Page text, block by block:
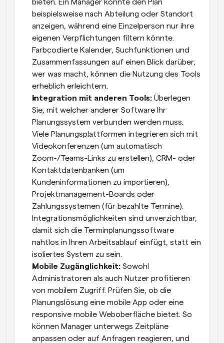
bieten. Ein Manager könnte den Plan
beispielsweise nach Abteilung oder Standort
anzeigen, während eine Einzelperson nur ihre
eigenen Verpflichtungen filtern könnte.
Farbcodierte Kalender, Suchfunktionen und
Zusammenfassungen auf einen Blick darüber,
wer was macht, können die Nutzung des Tools
erheblich erleichtern.
Integration mit anderen Tools: Überlegen
Sie, mit welcher anderer Software Ihr
Planungssystem verbunden werden muss.
Viele Planungsplattformen integrieren sich mit
Videokonferenzen (um automatisch
Zoom-/Teams-Links zu erstellen), CRM- oder
Kontaktdatenbanken (um
Kundeninformationen zu importieren),
Projektmanagement-Boards oder
Zahlungssystemen (für bezahlte Termine).
Integrationsmöglichkeiten sind unverzichtbar,
damit sich die Terminplanungssoftware
nahtlos in Ihren Arbeitsablauf einfügt, statt ein
isoliertes System zu sein.
Mobile Zugänglichkeit: Sowohl
Administratoren als auch Nutzer profitieren
von mobilem Zugriff. Prüfen Sie, ob die
Planungslösung eine mobile App oder eine
responsive mobile Weboberfläche bietet. So
können Manager unterwegs Zeitpläne
anpassen oder auf Anfragen reagieren, und